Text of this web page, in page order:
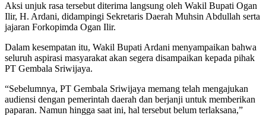
Aksi unjuk rasa tersebut diterima langsung oleh Wakil Bupati Ogan
Ilir, H. Ardani, didampingi Sekretaris Daerah Muhsin Abdullah serta
jajaran Forkopimda Ogan Ilir.
Dalam kesempatan itu, Wakil Bupati Ardani menyampaikan bahwa
seluruh aspirasi masyarakat akan segera disampaikan kepada pihak
PT Gembala Sriwijaya.
“Sebelumnya, PT Gembala Sriwijaya memang telah mengajukan
audiensi dengan pemerintah daerah dan berjanji untuk memberikan
paparan. Namun hingga saat ini, hal tersebut belum terlaksana,”